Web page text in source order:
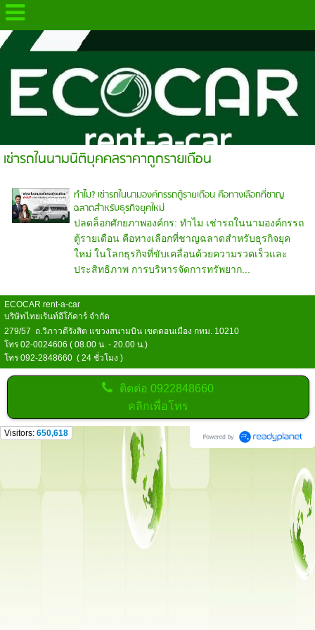
.
เช่ารถในนามนิติบุคคลราคาถูกรายเดือน
ทำไม? เช่ารถในนามองค์กรรถตู้รายเดือน คือทางเลือกที่ชาญ
ฉลาดสำหรับธุรกิจยุคใหม่
ปลดล็อกศักยภาพองค์กร: ทำไม เช่ารถในนามองค์กรรถ
ตู้รายเดือน คือทางเลือกที่ชาญฉลาดสำหรับธุรกิจยุค
ใหม่ ในโลกธุรกิจที่ขับเคลื่อนด้วยความรวดเร็วและ
ประสิทธิภาพ การบริหารจัดการทรัพยาก...
ECOCAR rent-a-car
บริษัทไทยเร้นท์อีโก้คาร์ จำกัด
279/57 ถ.วิภาวดีรังสิต แขวงสนามบิน เขตดอนเมือง กทม. 10210
โทร 02-0024606 ( 08.00 น. - 20.00 น.)
โทร 092-2848660 ( 24 ชั่วโมง )
ติดต่อ0922848660
คลิกเพื่อโทร
Visitors: 650,618